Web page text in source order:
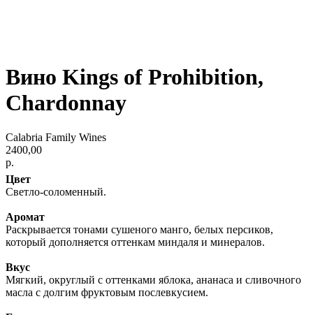
Вино Kings of Prohibition,
Chardonnay
Calabria Family Wines
2400,00
р.
Цвет
Светло-соломенный.
Аромат
Раскрывается тонами сушеного манго, белых персиков,
который дополняется оттенкам миндаля и минералов.
Вкус
Мягкий, округлый с оттенками яблока, ананаса и сливочного
масла с долгим фруктовым послевкусием.